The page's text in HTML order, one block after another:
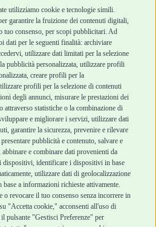
utilizziamo cookie e tecnologie simili.
garantire la fruizione dei contenuti digitali,
tuo consenso, per scopi pubblicitari. Ad
dati per le seguenti finalità: archiviare
utilizzare dati limitati per la selezione
pubblicità personalizzata, utilizzare profili
creare profili per la
profili per la selezione di contenuti
degli annunci, misurare le prestazioni dei
attraverso statistiche o la combinazione di
e migliorare i servizi, utilizzare dati
garantire la sicurezza, prevenire e rilevare
pubblicità e contenuto, salvare e
e combinare dati provenienti da
dispositivi, identificare i dispositivi in base
utilizzare dati di geolocalizzazione
a informazioni richieste attivamente.
o revocare il tuo consenso senza incorrere in
"Accetta cookie," acconsenti all'uso di
pulsante "Gestisci Preferenze" per
Accessori
Top Quality
Acquisti sicuri
Termini e condizioni
di vendita
Cashback
Metodi di
pagamento
Recesso e Reso
Spedizioni